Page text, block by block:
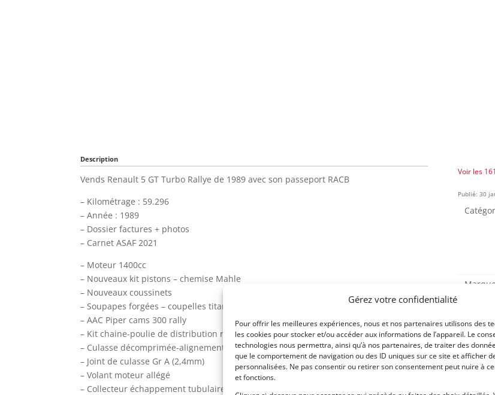
Gérez votre confidentialité
Pour offrir les meilleures expériences, nous et nos partenaires utilisons des
les cookies pour stocker et/ou accéder aux informations de l’appareil. Le
technologies nous permettra, ainsi qu’à nos partenaires, de traiter des
que le comportement de navigation ou des ID uniques sur ce site et afficher
personnalisées. Ne pas consentir ou retirer son consentement peut nuire à
et fonctions.
Description
Vends Renault 5 GT Turbo Rallye de 1989 avec son passeport RACB
– Kilométrage : 59.296
– Année : 1989
– Dossier factures + photos
– Carnet ASAF 2021
– Moteur 1400cc
– Nouveaux kit pistons – chemise Mahle
– Nouveaux coussinets
– Soupapes forgées – coupelles titane
– AAC Piper cams 300 rally
– Kit chaine-poulie de distribution réglable
– Culasse décomprimée-alignements conduits
– Joint de culasse Gr A (2,4mm)
– Volant moteur allégé
– Collecteur échappement tubulaire inox
Voir les
Publié: 30
Année :